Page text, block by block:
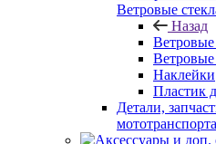
Ветровые
Назад
Ветровые
Ветровые
Наклейки
Пластик
Детали,
мототранспорта